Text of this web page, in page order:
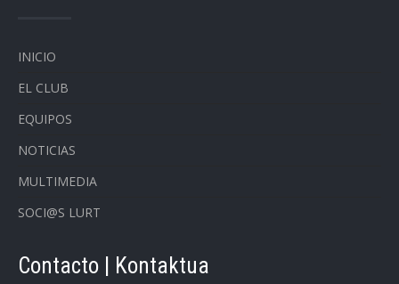
INICIO
EL CLUB
EQUIPOS
NOTICIAS
MULTIMEDIA
SOCI@S LURT
Contacto | Kontaktua